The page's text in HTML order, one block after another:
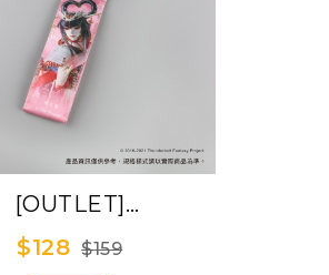
[OUTLET]
Fantasy
$128 $159